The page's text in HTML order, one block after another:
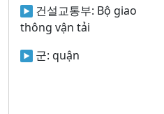
건설교통부: Bộ giao
thông vận tải
군: quận